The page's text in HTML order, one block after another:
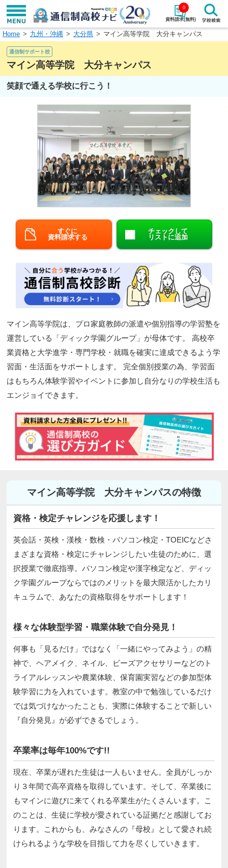
資料請求(無料)
0
学校名で探す
エリアから探す
エリアを選択して探す
北海道・東北
北陸・甲信越
中国
九州・沖縄
Home 九州・沖縄 大分県 マイン高等学院 大分キャンパス
通信制サポート校
マイン高等学院 大分キャンパス
笑顔で通える学校に行こう！
すぐに
資料請求する
チェックして
リストに追加
マイン高等学院は、プロ家庭教師の派遣や個別指導の学習塾を
運営している「ディック学園グループ」が母体です。 高校卒
業資格と大学進学・専門学校・就職を確実に達成できるよう学
習面・生活面をサポートします。 完全個別授業の為、学習面
はもちろん体験学習やイベントに参加し自分なりの学校生活も
エンジョイできます。
マイン高等学院 大分キャンパスの特徴
資格・検定チャレンジを応援します！
英会話・英検・漢検・数検・パソコン検定・TOEICなどさ
まざまな資格・検定にチャレンジしたい生徒のために、選
択授業で徹底指導。パソコン検定や漢字検定など、ディッ
ク学園グループならではのメリットを最大限活かしたカリ
キュラムで、あなたの資格取得をサポートします！
様々な体験型学習・職業体験で自分発見！
何事も「見るだけ」ではなく「一緒にやってみよう」の精
神で、ヘアメイク、ネイル、ビーズアクセサリーなどのト
ライアルレッスンや農業体験、保育園実習などの参加型体
験学習に力を入れています。教室の中で勉強しているだけ
では気づけなかったことも、実際に体験することで新しい
『自分発見』が必ずできるでしょう。
卒業率は毎年100%です!!
現在、卒業が遅れた生徒は一人もいません。全員がしっか
り３年間で高卒資格を取得しています。そして、卒業後に
もマインに遊びに来てくれる卒業生がたくさんいます。こ
のことは、生徒に学校が愛されている証拠だと感謝してお
ります。これからも、みなさんの『母校』として愛され続
けられるような学校を目指して力を尽くしていきます。